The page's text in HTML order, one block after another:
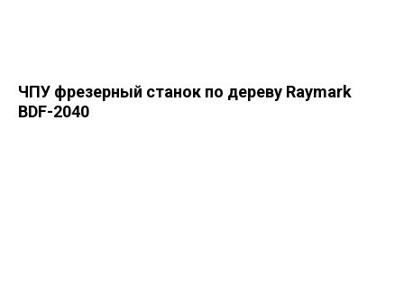
ЧПУ фрезерный станок по дереву Raymark
BDF-2040